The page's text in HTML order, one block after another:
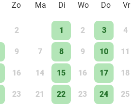
Zo
2
9
16
23
Ma
Di Wo Do Vr
1 2 3 4
7 8 9 10 11
14 15 16 17 18
21 22 23 24 25